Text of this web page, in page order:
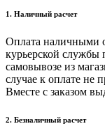
1. Наличный расчет
Оплата наличными
курьерской службы
самовывозе из
случае к оплате не
Вместе с заказом
2. Безналичный расчет